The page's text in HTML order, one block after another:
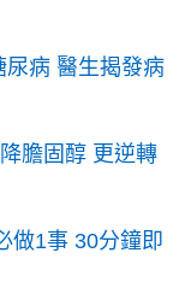
尿病 醫生揭發病
膽固醇 更逆轉
做1事 30分鐘即